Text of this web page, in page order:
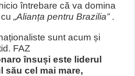
întrebare că va domina
cu„Alianța pentru Brazilia”.
sunt acum și
FAZ
însuși este liderul
său cel mai mare,